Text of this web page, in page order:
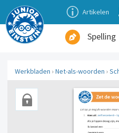
Artikelen
Spelling
Werkbladen › Net-als-woorden ›